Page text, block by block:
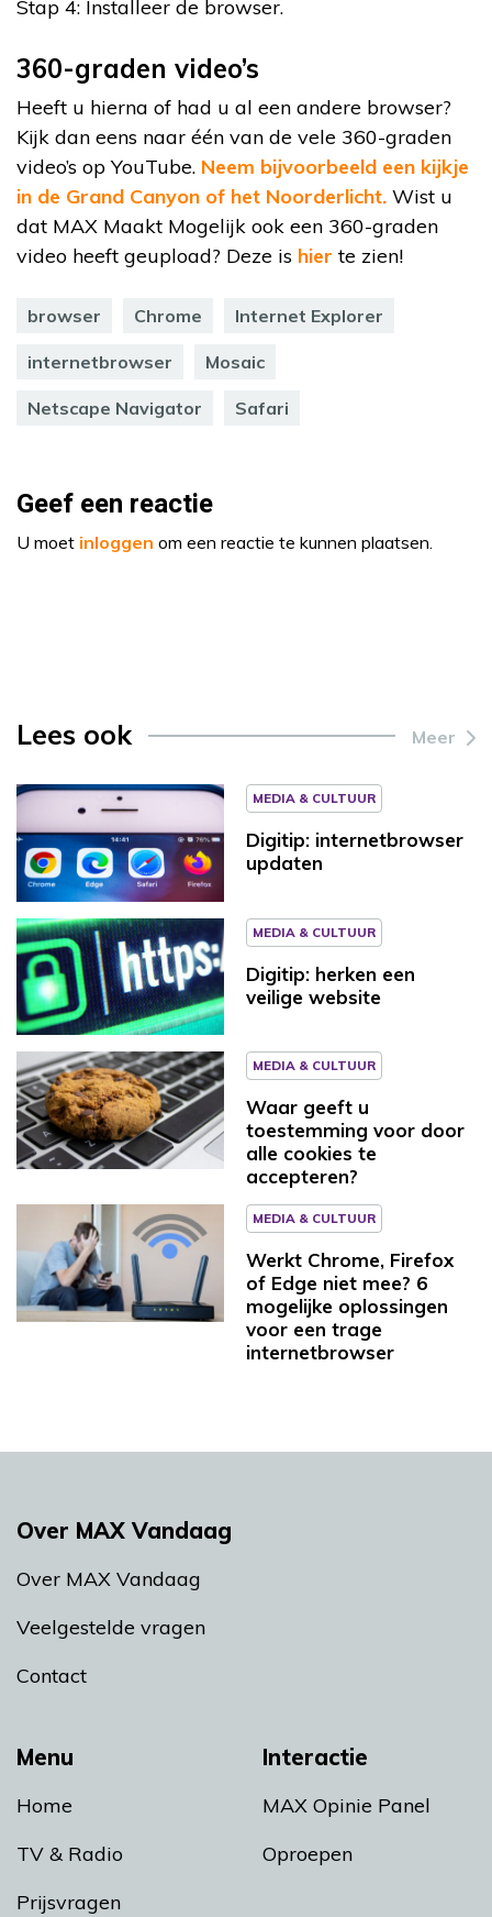
Stap 4: Installeer de browser.
360-graden video’s
Heeft u hierna of had u al een andere browser?
Kijk dan eens naar één van de vele 360-graden
video’s op YouTube. Neem bijvoorbeeld een kijkje
in de Grand Canyon of het Noorderlicht. Wist u
dat MAX Maakt Mogelijk ook een 360-graden
video heeft geupload? Deze is hier te zien!
browser Chrome Internet Explorer
internetbrowser Mosaic
Netscape Navigator Safari
Geef een reactie
U moet inloggen om een reactie te kunnen plaatsen.
Lees ook Meer
MEDIA & CULTUUR
Digitip: internetbrowser
updaten
MEDIA & CULTUUR
Digitip: herken een
veilige website
MEDIA & CULTUUR
Waar geeft u
toestemming voor door
alle cookies te
accepteren?
MEDIA & CULTUUR
Werkt Chrome, Firefox
of Edge niet mee? 6
mogelijke oplossingen
voor een trage
internetbrowser
Menu
Home
TV & Radio
Prijsvragen
Interactie
MAX Opinie Panel
Oproepen
Over MAX Vandaag
Over MAX Vandaag
Veelgestelde vragen
Contact